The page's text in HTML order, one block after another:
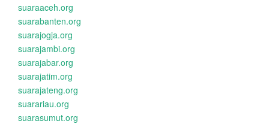
suaraaceh.org
suarabanten.org
suarajogja.org
suarajambi.org
suarajabar.org
suarajatim.org
suarajateng.org
suarariau.org
suarasumut.org